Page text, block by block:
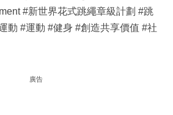
#新世界花式跳繩章級計劃 #跳
動 #運動 #健身 #創造共享價值 #社
廣告